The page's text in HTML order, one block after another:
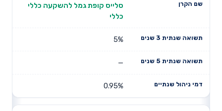
סלייס קופת גמל להשקעה כללי
כללי
5%
—
0.95%